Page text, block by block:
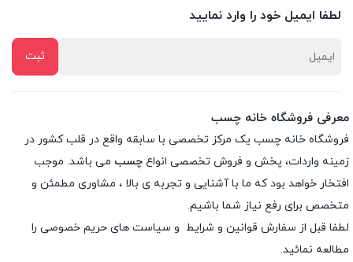
لطفا ایمیل خود را وارد نمایید
معرفی فروشگاه خانه چسب
فروشگاه خانه چسب یک مرکز تخصصی با سابقه واقع در قلب کشور در
زمینه واردات، پخش و فروش تخصصی انواع چسب می باشد. موجب
افتخار خواهد بود که ما با آشنایی و تجربه ی بالا ، مشاوری مطمئن و
متخصص برای رفع نیاز شما باشیم.
لطفا قبل از سفارش قوانین و شرایط و سیاست های حریم خصوصی را
مطالعه نمائید.